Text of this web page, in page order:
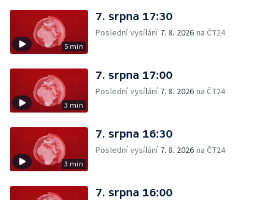
5 min
7. srpna 17:30
Poslední vysílání 7. 8. 2026 na ČT24
3 min
7. srpna 17:00
Poslední vysílání 7. 8. 2026 na ČT24
3 min
7. srpna 16:30
Poslední vysílání 7. 8. 2026 na ČT24
7. srpna 16:00